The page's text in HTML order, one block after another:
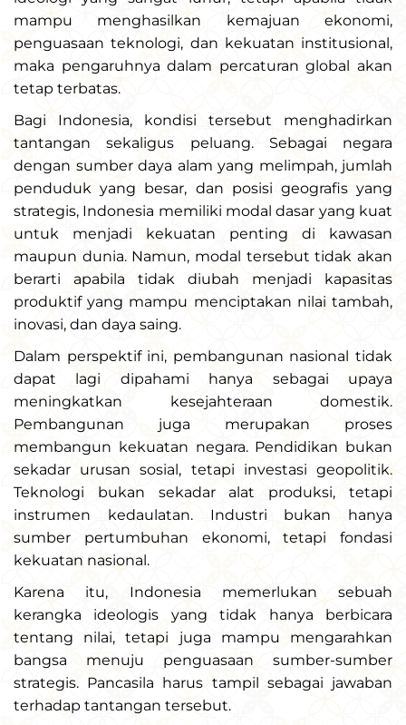
mampu menghasilkan kemajuan ekonomi,
penguasaan teknologi, dan kekuatan institusional,
maka pengaruhnya dalam percaturan global akan
tetap terbatas.
Bagi Indonesia, kondisi tersebut menghadirkan
tantangan sekaligus peluang. Sebagai negara
dengan sumber daya alam yang melimpah, jumlah
penduduk yang besar, dan posisi geografis yang
strategis, Indonesia memiliki modal dasar yang kuat
untuk menjadi kekuatan penting di kawasan
maupun dunia. Namun, modal tersebut tidak akan
berarti apabila tidak diubah menjadi kapasitas
produktif yang mampu menciptakan nilai tambah,
inovasi, dan daya saing.
Dalam perspektif ini, pembangunan nasional tidak
dapat lagi dipahami hanya sebagai upaya
meningkatkan kesejahteraan domestik.
Pembangunan juga merupakan proses
membangun kekuatan negara. Pendidikan bukan
sekadar urusan sosial, tetapi investasi geopolitik.
Teknologi bukan sekadar alat produksi, tetapi
instrumen kedaulatan. Industri bukan hanya
sumber pertumbuhan ekonomi, tetapi fondasi
kekuatan nasional.
Karena itu, Indonesia memerlukan sebuah
kerangka ideologis yang tidak hanya berbicara
tentang nilai, tetapi juga mampu mengarahkan
bangsa menuju penguasaan sumber-sumber
strategis. Pancasila harus tampil sebagai jawaban
terhadap tantangan tersebut.